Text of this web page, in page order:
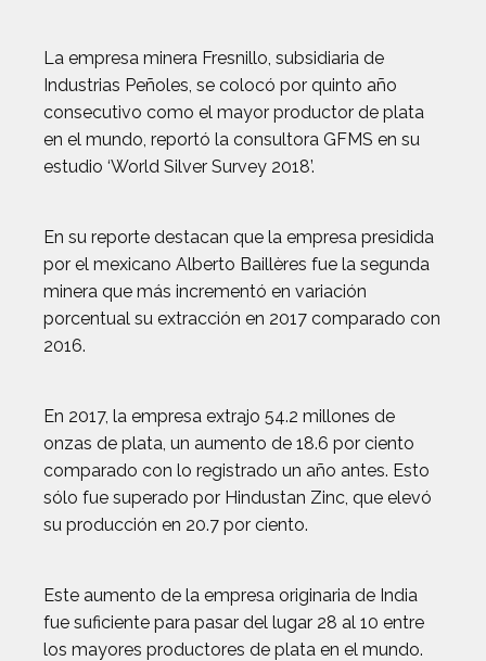
La empresa minera Fresnillo, subsidiaria de
Industrias Peñoles, se colocó por quinto año
consecutivo como el mayor productor de plata
en el mundo, reportó la consultora GFMS en su
estudio ‘World Silver Survey 2018’.
En su reporte destacan que la empresa presidida
por el mexicano Alberto Baillères fue la segunda
minera que más incrementó en variación
porcentual su extracción en 2017 comparado con
2016.
En 2017, la empresa extrajo 54.2 millones de
onzas de plata, un aumento de 18.6 por ciento
comparado con lo registrado un año antes. Esto
sólo fue superado por Hindustan Zinc, que elevó
su producción en 20.7 por ciento.
Este aumento de la empresa originaria de India
fue suficiente para pasar del lugar 28 al 10 entre
los mayores productores de plata en el mundo.